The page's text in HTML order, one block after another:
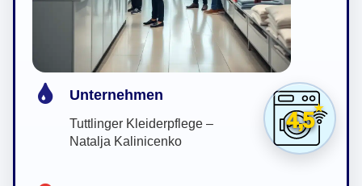
4,5
Unternehmen
Tuttlinger Kleiderpflege –
Natalja Kalinicenko